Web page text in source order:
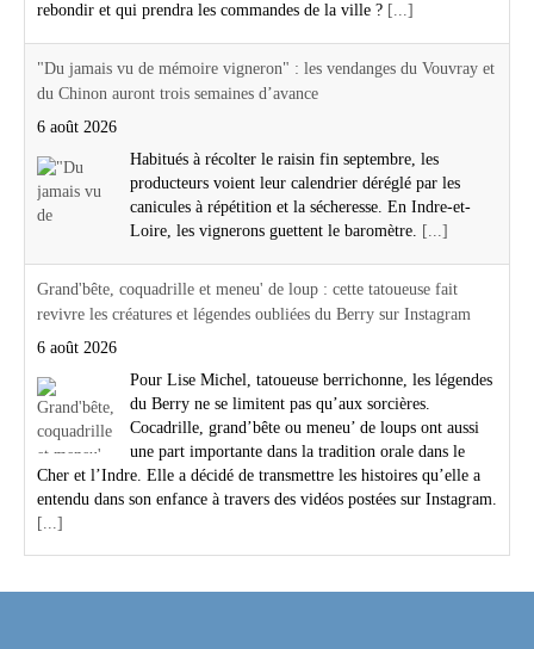
rebondir et qui prendra les commandes de la ville ? [...]
"Du jamais vu de mémoire vigneron" : les vendanges du Vouvray et
du Chinon auront trois semaines d’avance
6 août 2026
Habitués à récolter le raisin fin septembre, les
producteurs voient leur calendrier déréglé par les
canicules à répétition et la sécheresse. En Indre-et-
Loire, les vignerons guettent le baromètre. [...]
Grand'bête, coquadrille et meneu' de loup : cette tatoueuse fait
revivre les créatures et légendes oubliées du Berry sur Instagram
6 août 2026
Pour Lise Michel, tatoueuse berrichonne, les légendes
du Berry ne se limitent pas qu’aux sorcières.
Cocadrille, grand’bête ou meneu’ de loups ont aussi
une part importante dans la tradition orale dans le
Cher et l’Indre. Elle a décidé de transmettre les histoires qu’elle a
entendu dans son enfance à travers des vidéos postées sur Instagram.
[...]